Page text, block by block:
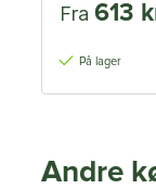
Fra 613
På lager
Andre